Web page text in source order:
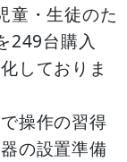
童・生徒のた
249台購入
しておりま
操作の習得
の設置準備